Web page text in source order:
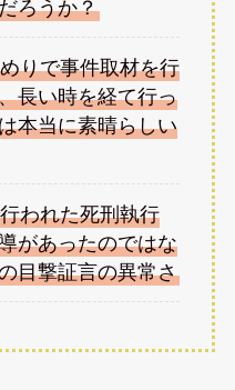
ろうか？
りで事件取材を行
長い時を経て行っ
本当に素晴らしい
われた死刑執行
があったのではな
目撃証言の異常さ